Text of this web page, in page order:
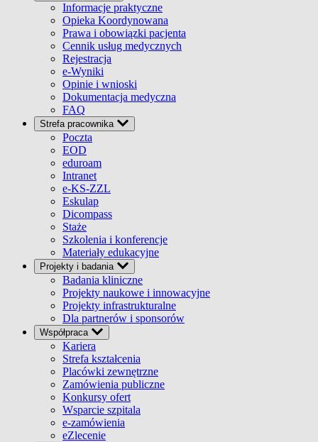
Informacje praktyczne
Opieka Koordynowana
Prawa i obowiązki pacjenta
Cennik usług medycznych
Rejestracja
e-Wyniki
Opinie i wnioski
Dokumentacja medyczna
FAQ
Strefa pracownika
Poczta
EOD
eduroam
Intranet
e-KS-ZZL
Eskulap
Dicompass
Staże
Szkolenia i konferencje
Materiały edukacyjne
Projekty i badania
Badania kliniczne
Projekty naukowe i innowacyjne
Projekty infrastrukturalne
Dla partnerów i sponsorów
Współpraca
Kariera
Strefa kształcenia
Placówki zewnętrzne
Zamówienia publiczne
Konkursy ofert
Wsparcie szpitala
e-zamówienia
eZlecenie